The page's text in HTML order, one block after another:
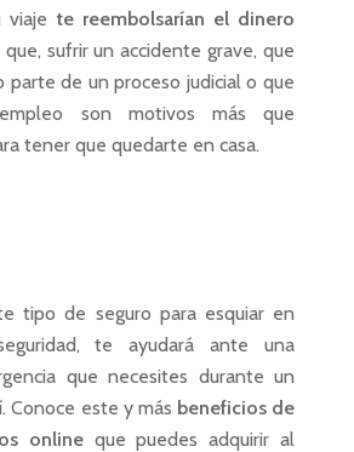
viaje te reembolsarían el dinero
que, sufrir un accidente grave, que
parte de un proceso judicial o que
son motivos más que
tener que quedarte en casa.
tipo de seguro para esquiar en
te ayudará ante una
que necesites durante un
Conoce este y más beneficios de
onlineque puedes adquirir al